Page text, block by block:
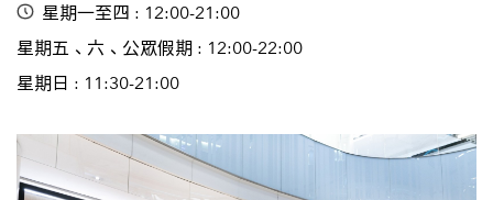
星期一至四 : 12:00-21:00
星期五、六、公眾假期 : 12:00-22:00
星期日 : 11:30-21:00